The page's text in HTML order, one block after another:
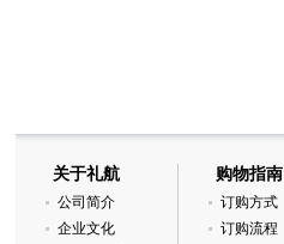
关于礼航
公司简介
企业文化
购物指南
订购方式
订购流程